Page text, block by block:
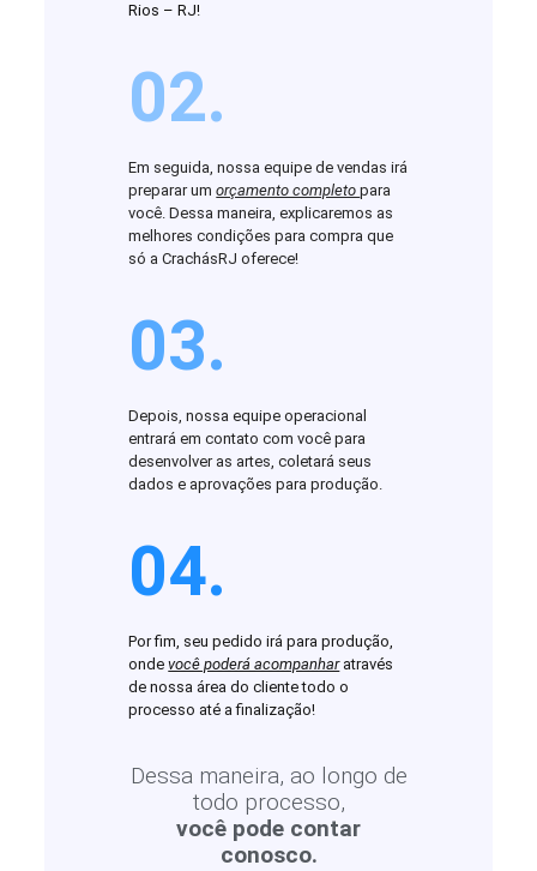
Rios – RJ!
02.
Em seguida, nossa equipe de vendas irá
preparar umorçamento completopara
você. Dessa maneira, explicaremos as
melhores condições para compra que
só a CrachásRJ oferece!
03.
Depois, nossa equipe operacional
entrará em contato com você para
desenvolver as artes, coletará seus
dados e aprovações para produção.
04.
Por fim, seu pedido irá para produção,
ondevocê poderá acompanharatravés
de nossa área do cliente todo o
processo até a finalização!
Dessa maneira, ao longo de
todo processo,
você pode contar
conosco.